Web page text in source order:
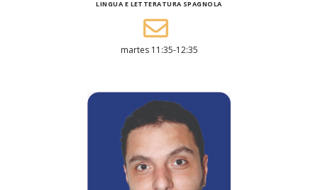
LINGUA E LETTERATURA SPAGNOLA
martes 11:35-12:35